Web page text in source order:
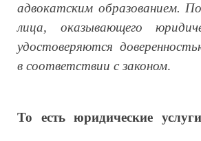
адвокатским образованием.
лица, оказывающего
удостоверяются
в соответствии с законом.
То есть юридические